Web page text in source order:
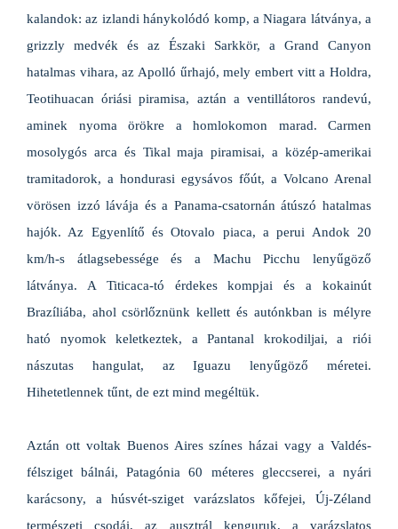
kalandok: az izlandi hánykolódó komp, a Niagara látványa, a
grizzly medvék és az Északi Sarkkör, a Grand Canyon
hatalmas vihara, az Apolló űrhajó, mely embert vitt a Holdra,
Teotihuacan óriási piramisa, aztán a ventillátoros randevú,
aminek nyoma örökre a homlokomon marad. Carmen
mosolygós arca és Tikal maja piramisai, a közép-amerikai
tramitadorok, a hondurasi egysávos főút, a Volcano Arenal
vörösen izzó lávája és a Panama-csatornán átúszó hatalmas
hajók. Az Egyenlítő és Otovalo piaca, a perui Andok 20
km/h-s átlagsebessége és a Machu Picchu lenyűgöző
látványa. A Titicaca-tó érdekes kompjai és a kokainút
Brazíliába, ahol csörlőznünk kellett és autónkban is mélyre
ható nyomok keletkeztek, a Pantanal krokodiljai, a riói
nászutas hangulat, az Iguazu lenyűgöző méretei.
Hihetetlennek tűnt, de ezt mind megéltük.
Aztán ott voltak Buenos Aires színes házai vagy a Valdés-
félsziget bálnái, Patagónia 60 méteres gleccserei, a nyári
karácsony, a húsvét-sziget varázslatos kőfejei, Új-Zéland
természeti csodái, az ausztrál kenguruk, a varázslatos